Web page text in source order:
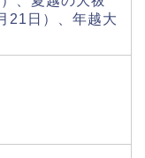
21日）、年越大